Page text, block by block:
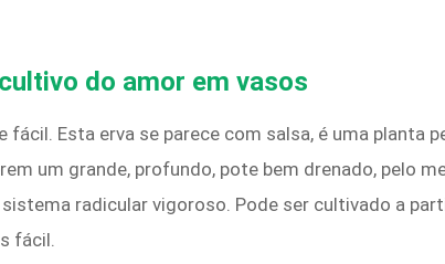
do amor em vasos
Esta erva se parece com salsa, é uma planta
um grande, profundo, pote bem drenado, pelo
radicular vigoroso. Pode ser cultivado a
fácil.